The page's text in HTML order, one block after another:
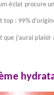
éclat procure
top : 99%
que j’aurai